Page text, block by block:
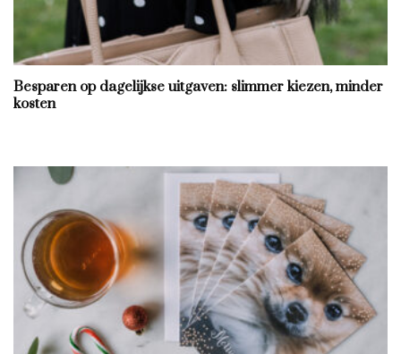
Besparen op dagelijkse uitgaven: slimmer kiezen, minder
kosten